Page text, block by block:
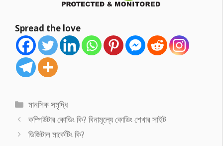
Spread the love
Categories
মানসিক সমৃদ্ধি
কম্পিউটার কোডিং কি? বিনামূল্যে কোডিং শেখার সাইট
ডিজিটাল মার্কেটিং কি?